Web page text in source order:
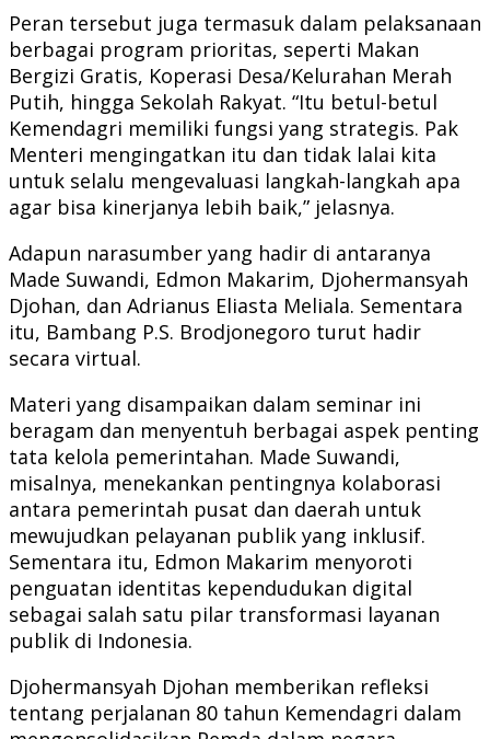
Peran tersebut juga termasuk dalam pelaksanaan
berbagai program prioritas, seperti Makan
Bergizi Gratis, Koperasi Desa/Kelurahan Merah
Putih, hingga Sekolah Rakyat. “Itu betul-betul
Kemendagri memiliki fungsi yang strategis. Pak
Menteri mengingatkan itu dan tidak lalai kita
untuk selalu mengevaluasi langkah-langkah apa
agar bisa kinerjanya lebih baik,” jelasnya.
Adapun narasumber yang hadir di antaranya
Made Suwandi, Edmon Makarim, Djohermansyah
Djohan, dan Adrianus Eliasta Meliala. Sementara
itu, Bambang P.S. Brodjonegoro turut hadir
secara virtual.
Materi yang disampaikan dalam seminar ini
beragam dan menyentuh berbagai aspek penting
tata kelola pemerintahan. Made Suwandi,
misalnya, menekankan pentingnya kolaborasi
antara pemerintah pusat dan daerah untuk
mewujudkan pelayanan publik yang inklusif.
Sementara itu, Edmon Makarim menyoroti
penguatan identitas kependudukan digital
sebagai salah satu pilar transformasi layanan
publik di Indonesia.
Djohermansyah Djohan memberikan refleksi
tentang perjalanan 80 tahun Kemendagri dalam